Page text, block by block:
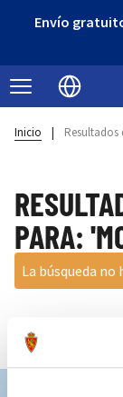
Envío
Inicio | Resultados
PARA:
La búsqueda